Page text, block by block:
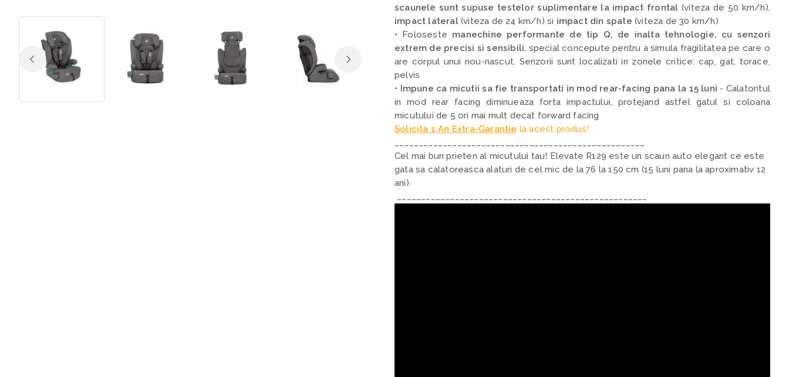
scaunele sunt supuse testelor suplimentare la impact frontal (viteza de 50 km/h),
impact lateral(viteza de 24 km/h) si impact din spate (viteza de 30 km/h)
• Foloseste manechine performante de tip Q, de inalta tehnologie, cu senzori
extrem de precisi si sensibili, special concepute pentru a simula fragilitatea pe care o
are corpul unui nou-nascut. Senzorii sunt localizati in zonele critice: cap, gat, torace,
pelvis
• Impune ca micutii sa fie transportati in mod rear-facing pana la 15 luni - Calatoritul
in mod rear facing diminueaza forta impactului, protejand astfel gatul si coloana
micutului de 5 ori mai mult decat forward facing
Solicita 1 An Extra-Garantie la acest produs!
Cel mai bun prieten al micutului tau! Elevate R129 este un scaun auto elegant ce este
gata sa calatoreasca alaturi de cel mic de la 76 la 150 cm (15 luni pana la aproximativ 12
ani).